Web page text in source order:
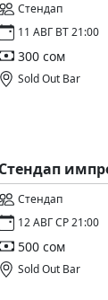
Стендап
11 АВГ ВТ 21:00
300 сом
Sold Out Bar
Стендап
Стендап
12 АВГ СР 21:00
500 сом
Sold Out Bar